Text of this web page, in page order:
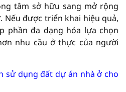
tâm sở hữu sang mở rộng
Nếu được triển khai hiệu quả,
phần đa dạng hóa lựa chọn
nhu cầu ở thực của người
sử dụng đất dự án nhà ở cho